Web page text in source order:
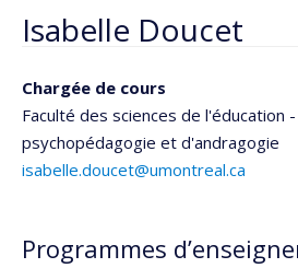
Isabelle Doucet
Chargée de cours
Faculté des sciences de l'éducation
psychopédagogie et d'andragogie
isabelle.doucet@umontreal.ca
Programmes